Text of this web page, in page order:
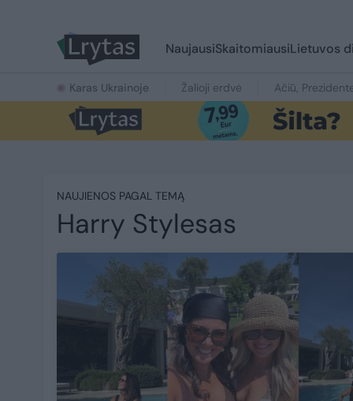
NaujausiSkaitomiausiLietuvos
Karas Ukrainoje Žalioji erdvė Ačiū,
NAUJIENOS PAGAL TEMĄ
Harry Stylesas